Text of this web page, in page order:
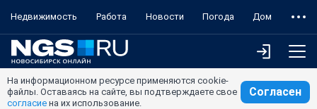
Недвижимость Работа Новости Погода Дом
На информационном ресурсе применяются cookie-
файлы. Оставаясь на сайте, вы подтверждаете свое
согласие на их использование.
Согласен